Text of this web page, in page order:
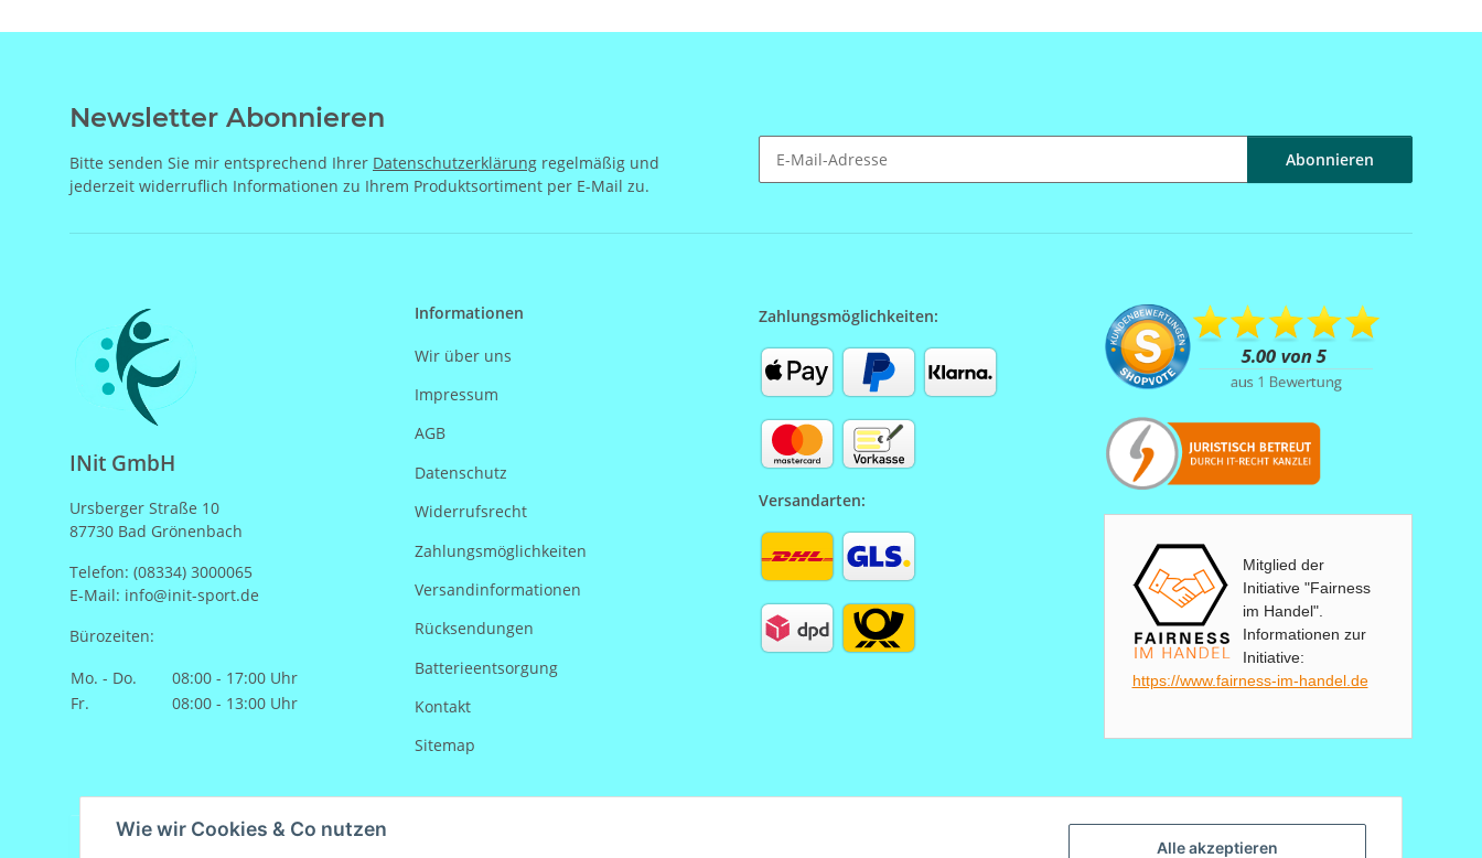
Alle akzeptieren
Wie wir Cookies & Co nutzen
Newsletter Abonnieren
Bitte senden Sie mir entsprechend Ihrer Datenschutzerklärung regelmäßig und
jederzeit widerruflich Informationen zu Ihrem Produktsortiment per E-Mail zu.
Abonnieren
INit GmbH
Ursberger Straße 10
87730 Bad Grönenbach
Telefon: (08334) 3000065
E-Mail: info@init-sport.de
Bürozeiten:
Mo. - Do.
08:00 - 17:00 Uhr
Fr.
08:00 - 13:00 Uhr
Informationen
Wir über uns
Impressum
AGB
Datenschutz
Widerrufsrecht
Zahlungsmöglichkeiten
Versandinformationen
Rücksendungen
Batterieentsorgung
Kontakt
Sitemap
Zahlungsmöglichkeiten:
Versandarten:
Mitglied der
Initiative "Fairness
im Handel".
Informationen zur
Initiative:
https://www.fairness-im-handel.de
Vertrag widerrufen